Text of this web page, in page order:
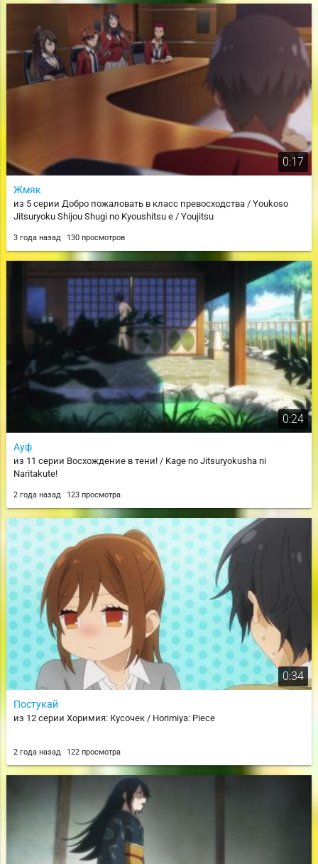
0:17
Жмяк
из 5 серии Добро пожаловать в класс превосходства / Youkoso
Jitsuryoku Shijou Shugi no Kyoushitsu e / Youjitsu
3 года назад 130 просмотров
0:24
Ауф
из 11 серии Восхождение в тени! / Kage no Jitsuryokusha ni
Naritakute!
2 года назад 123 просмотра
0:34
Постукай
из 12 серии Хоримия: Кусочек / Horimiya: Piece
2 года назад 122 просмотра